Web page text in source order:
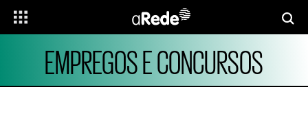
EMPREGOS E CONCURSOS